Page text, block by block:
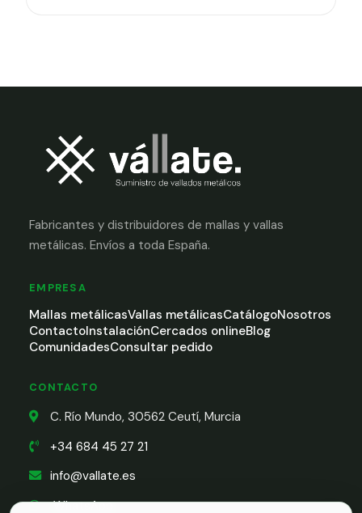
Fabricantes y distribuidores de mallas y vallas
metálicas. Envíos a toda España.
EMPRESA
Mallas metálicasVallas metálicasCatálogoNosotros
ContactoInstalaciónCercados onlineBlog
ComunidadesConsultar pedido
CONTACTO
C. Río Mundo, 30562 Ceutí, Murcia
+34 684 45 27 21
info@vallate.es
WhatsApp